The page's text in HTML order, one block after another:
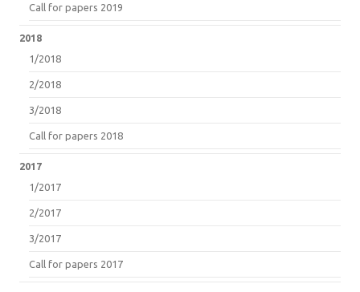
Call for papers 2019
2018
1/2018
2/2018
3/2018
Call for papers 2018
2017
1/2017
2/2017
3/2017
Call for papers 2017